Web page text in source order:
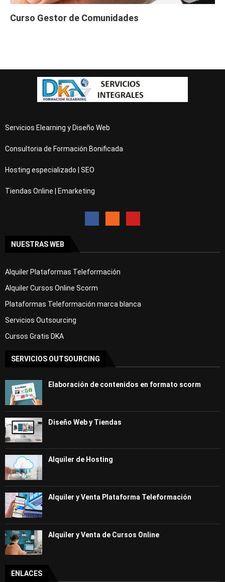
Curso Gestor de Comunidades
Servicios Elearning y Diseño Web
Consultoria de Formación Bonificada
Hosting especializado | SEO
Tiendas Online | Emarketing
NUESTRAS WEB
Alquiler Plataformas Teleformación
Alquiler Cursos Online Scorm
Plataformas Teleformación marca blanca
Servicios Outsourcing
Cursos Gratis DKA
SERVICIOS OUTSOURCING
Elaboración de contenidos en formato scorm
Diseño Web y Tiendas
Alquiler de Hosting
Alquiler y Venta Plataforma Teleformación
Alquiler y Venta de Cursos Online
ENLACES